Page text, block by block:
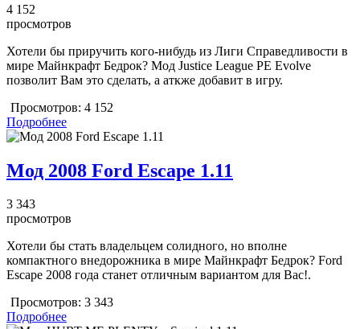
4 152
просмотров
Хотели бы приручить кого-нибудь из Лиги Справедливости в
мире Майнкрафт Бедрок? Мод Justice League PE Evolve
позволит Вам это сделать, а аткже добавит в игру.
Просмотров: 4 152
Подробнее
Мод 2008 Ford Escape 1.11
3 343
просмотров
Хотели бы стать владельцем солидного, но вполне
компактного внедорожника в мире Майнкрафт Бедрок? Ford
Escape 2008 года станет отличным вариантом для Вас!.
Просмотров: 3 343
Подробнее